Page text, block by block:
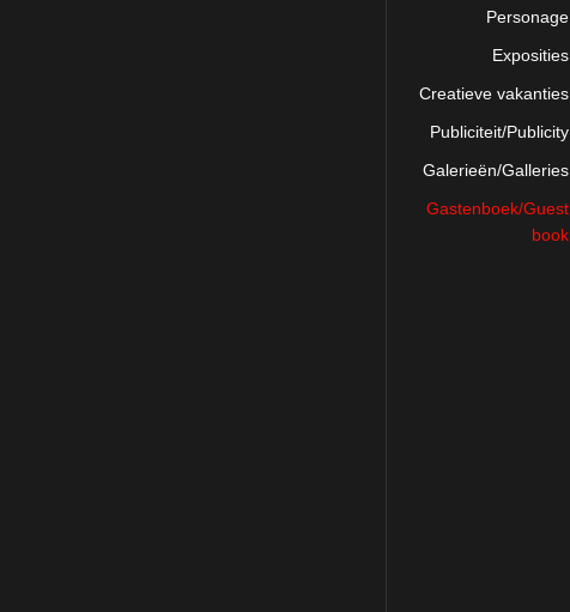
Personage
Exposities
Creatieve vakanties
Publiciteit/Publicity
Galerieën/Galleries
Gastenboek/Guest
book